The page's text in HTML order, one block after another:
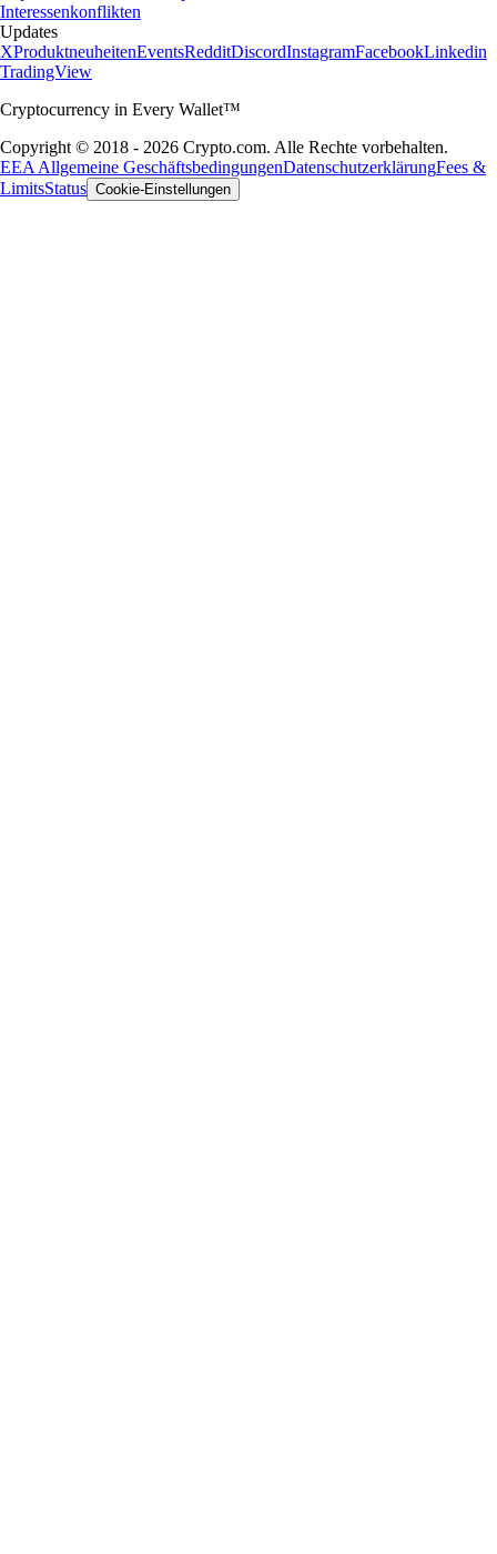
Interessenkonflikten
Updates
XProduktneuheitenEventsRedditDiscordInstagramFacebookLinkedin
TradingView
Cryptocurrency in Every Wallet™
Copyright © 2018 - 2026 Crypto.com. Alle Rechte vorbehalten.
EEA Allgemeine GeschäftsbedingungenDatenschutzerklärungFees &
LimitsStatus Cookie-Einstellungen